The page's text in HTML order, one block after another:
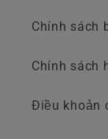
Chính sách
Chính sách
Điều khoản